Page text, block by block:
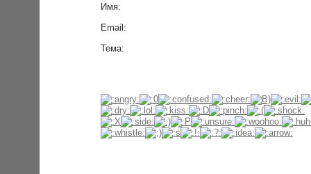
Имя:
Email:
Тема: